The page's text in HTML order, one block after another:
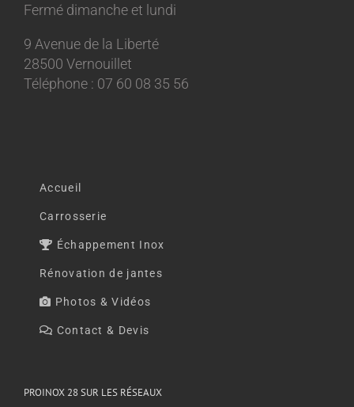
Fermé dimanche et lundi
9 Avenue de la Liberté
28500 Vernouillet
Téléphone : 07 60 08 35 56
Accueil
Carrosserie
Échappement Inox
Rénovation de jantes
Photos & Vidéos
Contact & Devis
PROINOX 28 SUR LES RÉSEAUX